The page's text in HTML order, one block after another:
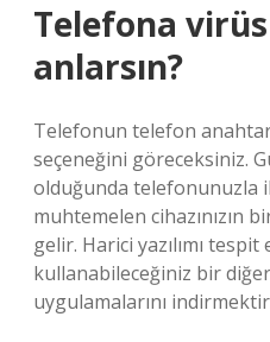
Telefona
anlarsın?
Telefonun telefon
seçeneğini göreceksiniz.
olduğunda telefonunuzla
muhtemelen cihazınızın
gelir. Harici yazılımı tespit
kullanabileceğiniz bir
uygulamalarını